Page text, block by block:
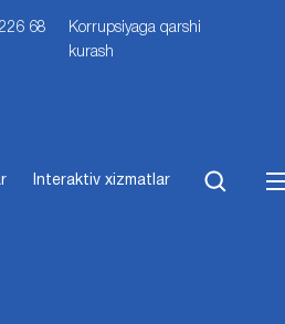
68
Korrupsiyaga qarshi
kurash
Interaktiv xizmatlar